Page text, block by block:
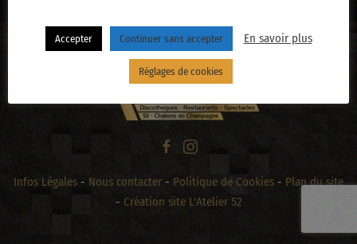
Infos Légales - Nous contacter - Politique de Cookies - Plan du site
- Création site L'Atelier 52
Accepter Continuer sans accepter En savoir plus
Réglages de cookies